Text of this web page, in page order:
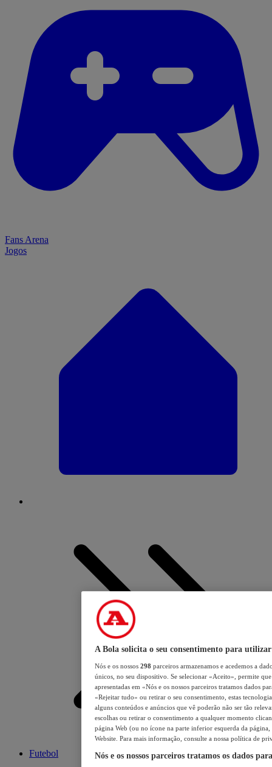
Fans Arena
Jogos
Futebol
A Bola solicita o seu consentimento para utilizar
Nós e os nossos 298 parceiros armazenamos e acedemos a
únicos, no seu dispositivo. Se selecionar «Aceito», permite
apresentadas em «Nós e os nossos parceiros tratamos dados
«Rejeitar tudo» ou retirar o seu consentimento, estas
alguns conteúdos e anúncios que vê poderão não ser tão
escolhas ou retirar o consentimento a qualquer momento
página Web (ou no ícone na parte inferior esquerda da página,
Website. Para mais informação, consulte a nossa política de
Nós e os nossos parceiros tratamos os dados